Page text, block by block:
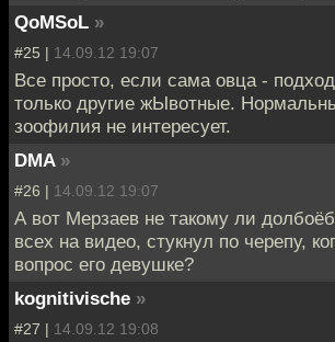
QoMSoL »
#25 | 14.09.12 19:07
Все просто, если сама овца -
только другие жЫвотные.
зоофилия не интересует.
DMA »
#26 | 14.09.12 19:07
А вот Мерзаев не такому ли
всех на видео, стукнул по черепу,
вопрос его девушке?
kognitivische »
#27 | 14.09.12 19:08